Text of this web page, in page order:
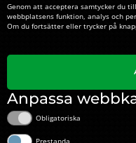
Genom att acceptera samtycker du
webbplatsens funktion, analys och
Om du fortsätter eller trycker på
Anpassa
Obligatoriska